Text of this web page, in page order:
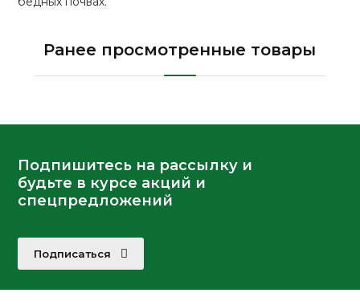
Ранее просмотренные товары
Подпишитесь на рассылку и
будьте в курсе акций и
спецпредложений
Подписаться